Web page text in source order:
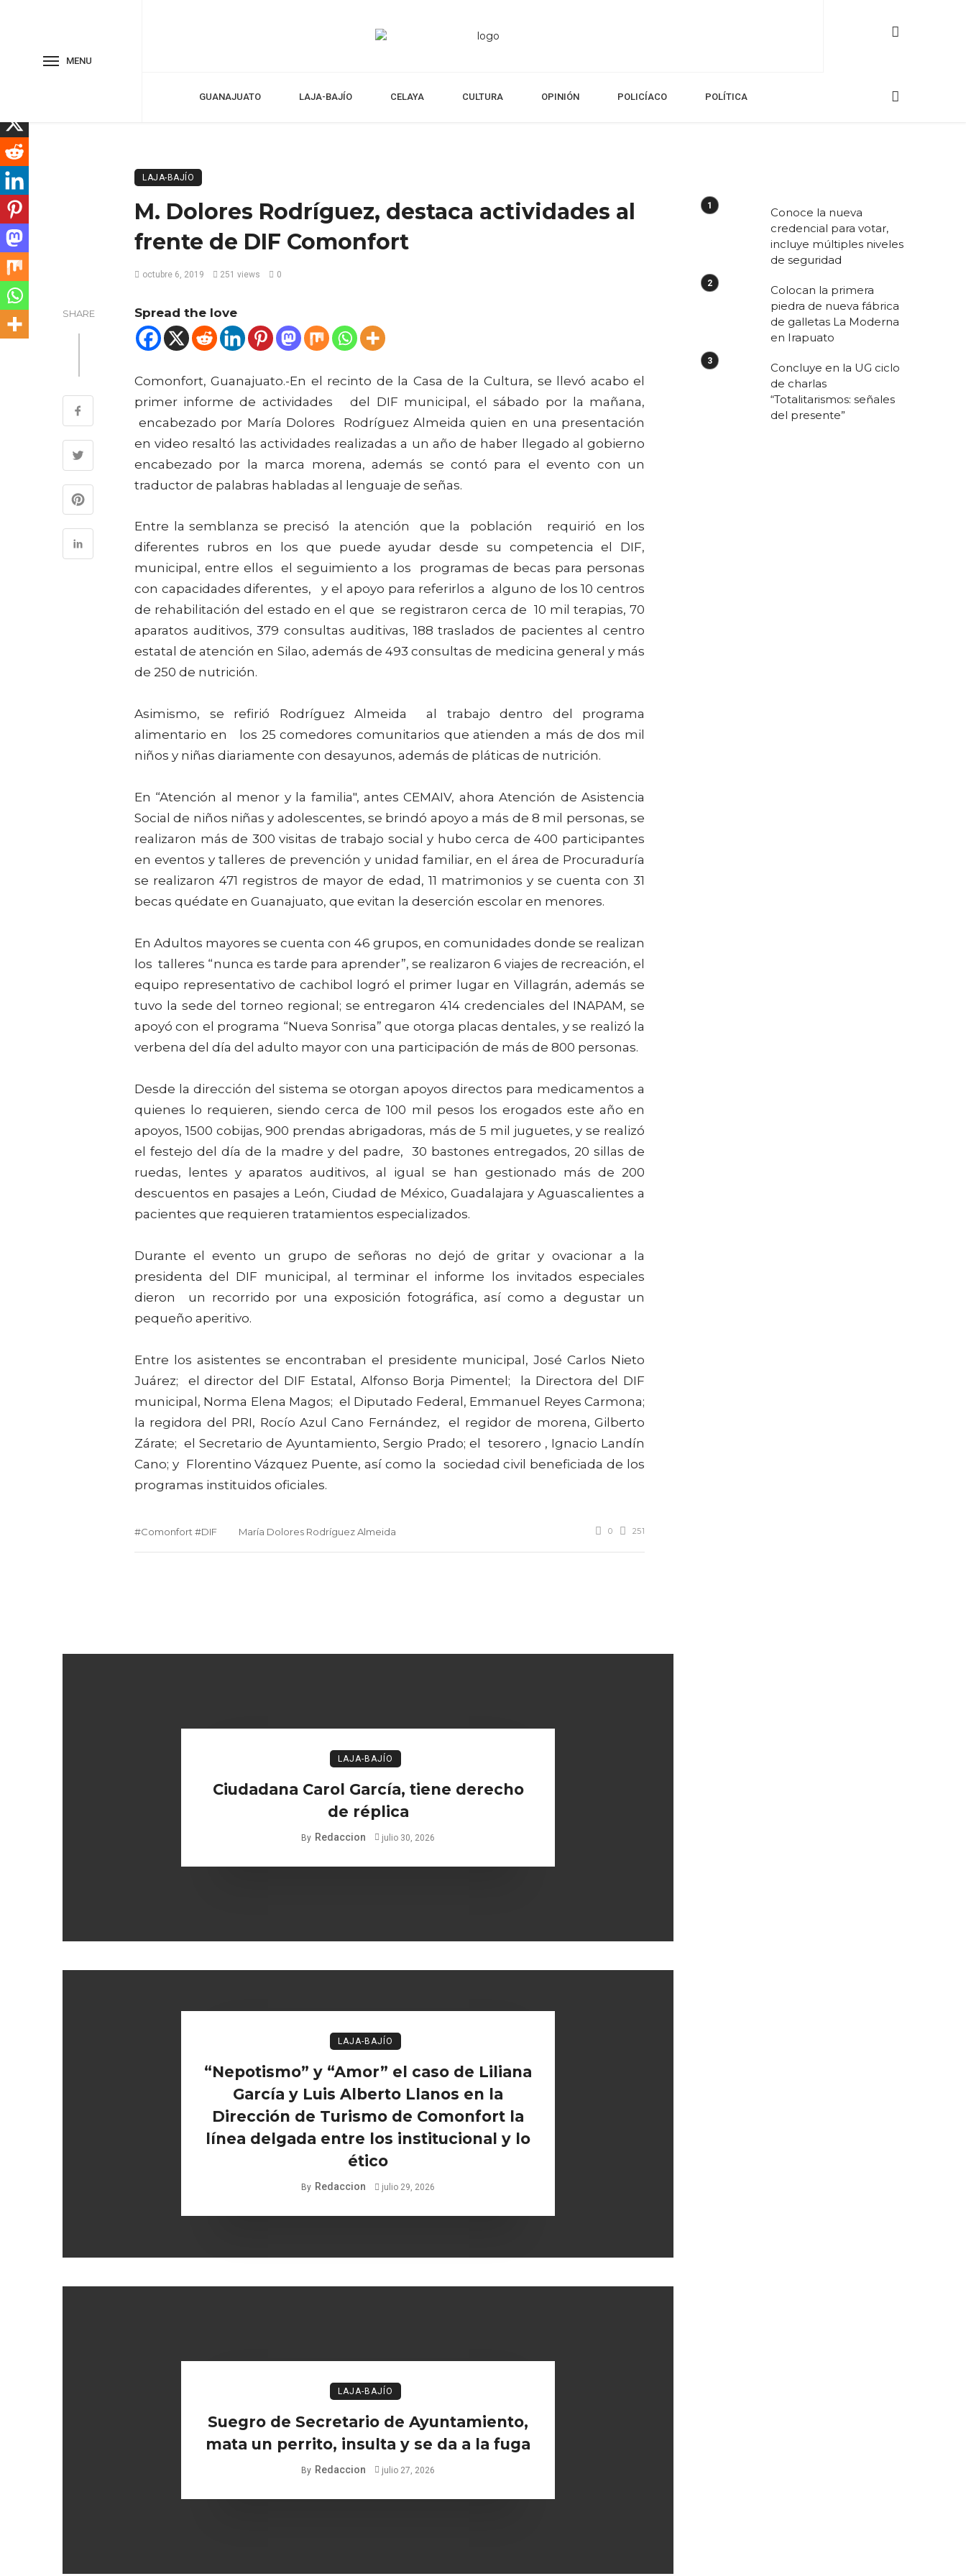
MENU
GUANAJUATO LAJA-BAJÍO CELAYA CULTURA OPINIÓN POLICÍACO POLÍTICA
LAJA-BAJÍO
M. Dolores Rodríguez, destaca actividades al
frente de DIF Comonfort
octubre 6, 2019 251 views 0
SHARE Spread the love
Comonfort, Guanajuato.-En el recinto de la Casa de la Cultura, se llevó acabo el
primer informe de actividades del DIF municipal, el sábado por la mañana,
encabezado por María Dolores Rodríguez Almeida quien en una presentación
en video resaltó las actividades realizadas a un año de haber llegado al gobierno
encabezado por la marca morena, además se contó para el evento con un
traductor de palabras habladas al lenguaje de señas.
Entre la semblanza se precisó la atención que la población requirió en los
diferentes rubros en los que puede ayudar desde su competencia el DIF,
municipal, entre ellos el seguimiento a los programas de becas para personas
con capacidades diferentes, y el apoyo para referirlos a alguno de los 10 centros
de rehabilitación del estado en el que se registraron cerca de 10 mil terapias, 70
aparatos auditivos, 379 consultas auditivas, 188 traslados de pacientes al centro
estatal de atención en Silao, además de 493 consultas de medicina general y más
de 250 de nutrición.
Asimismo, se refirió Rodríguez Almeida al trabajo dentro del programa
alimentario en los 25 comedores comunitarios que atienden a más de dos mil
niños y niñas diariamente con desayunos, además de pláticas de nutrición.
En “Atención al menor y la familia", antes CEMAIV, ahora Atención de Asistencia
Social de niños niñas y adolescentes, se brindó apoyo a más de 8 mil personas, se
realizaron más de 300 visitas de trabajo social y hubo cerca de 400 participantes
en eventos y talleres de prevención y unidad familiar, en el área de Procuraduría
se realizaron 471 registros de mayor de edad, 11 matrimonios y se cuenta con 31
becas quédate en Guanajuato, que evitan la deserción escolar en menores.
En Adultos mayores se cuenta con 46 grupos, en comunidades donde se realizan
los talleres “nunca es tarde para aprender”, se realizaron 6 viajes de recreación, el
equipo representativo de cachibol logró el primer lugar en Villagrán, además se
tuvo la sede del torneo regional; se entregaron 414 credenciales del INAPAM, se
apoyó con el programa “Nueva Sonrisa” que otorga placas dentales, y se realizó la
verbena del día del adulto mayor con una participación de más de 800 personas.
Desde la dirección del sistema se otorgan apoyos directos para medicamentos a
quienes lo requieren, siendo cerca de 100 mil pesos los erogados este año en
apoyos, 1500 cobijas, 900 prendas abrigadoras, más de 5 mil juguetes, y se realizó
el festejo del día de la madre y del padre, 30 bastones entregados, 20 sillas de
ruedas, lentes y aparatos auditivos, al igual se han gestionado más de 200
descuentos en pasajes a León, Ciudad de México, Guadalajara y Aguascalientes a
pacientes que requieren tratamientos especializados.
Durante el evento un grupo de señoras no dejó de gritar y ovacionar a la
presidenta del DIF municipal, al terminar el informe los invitados especiales
dieron un recorrido por una exposición fotográfica, así como a degustar un
pequeño aperitivo.
Entre los asistentes se encontraban el presidente municipal, José Carlos Nieto
Juárez; el director del DIF Estatal, Alfonso Borja Pimentel; la Directora del DIF
municipal, Norma Elena Magos; el Diputado Federal, Emmanuel Reyes Carmona;
la regidora del PRI, Rocío Azul Cano Fernández, el regidor de morena, Gilberto
Zárate; el Secretario de Ayuntamiento, Sergio Prado; el tesorero , Ignacio Landín
Cano; y Florentino Vázquez Puente, así como la sociedad civil beneficiada de los
programas instituidos oficiales.
#Comonfort #DIF María Dolores Rodríguez Almeida 0 251
LAJA-BAJÍO
Ciudadana Carol García, tiene derecho
de réplica
By Redaccion julio 30, 2026
LAJA-BAJÍO
“Nepotismo” y “Amor” el caso de Liliana
García y Luis Alberto Llanos en la
Dirección de Turismo de Comonfort la
línea delgada entre los institucional y lo
ético
By Redaccion julio 29, 2026
LAJA-BAJÍO
Suegro de Secretario de Ayuntamiento,
mata un perrito, insulta y se da a la fuga
By Redaccion julio 27, 2026
Conoce la nueva
credencial para votar,
incluye múltiples niveles
de seguridad
Colocan la primera
piedra de nueva fábrica
de galletas La Moderna
en Irapuato
Concluye en la UG ciclo
de charlas
“Totalitarismos: señales
del presente”